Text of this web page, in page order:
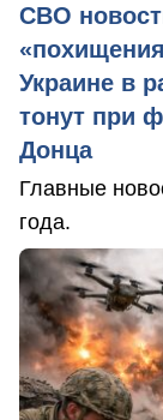
СВО
Украине в
тонут при
Донца
Главные
года.